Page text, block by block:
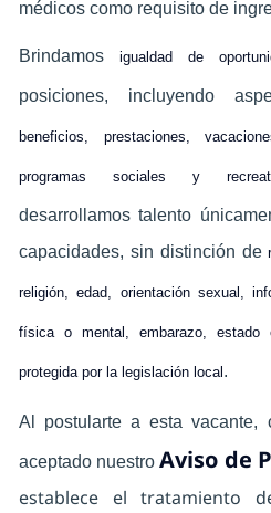
médicos como requisito de
Brindamos igualdad de
posiciones, incluyendo
beneficios, prestaciones,
programas sociales y
desarrollamos talento
capacidades, sin distinción de
religión, edad, orientación sexual,
física o mental, embarazo, estado
protegida por la legislación local .
Al postularte a esta vacante,
aceptado nuestroAviso de
establece el tratamiento